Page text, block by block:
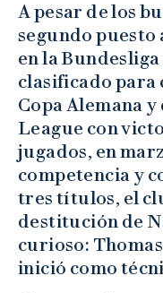
A pesar de los
segundo
en la
clasificado para
Copa Alemana
League con
jugados, en
competencia y
tres títulos, el
destitución de
curioso:
inició como